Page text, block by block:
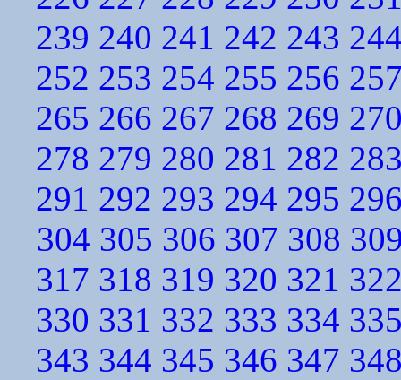
239 240 241 242 243
252 253 254 255 256
265 266 267 268 269
278 279 280 281 282
291 292 293 294 295
304 305 306 307 308
317 318 319 320 321
330 331 332 333 334
343 344 345 346 347